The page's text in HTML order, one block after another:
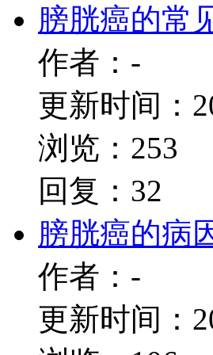
膀胱癌的常
作者：-
更新时间：
浏览：253
回复：32
膀胱癌的病
作者：-
更新时间：